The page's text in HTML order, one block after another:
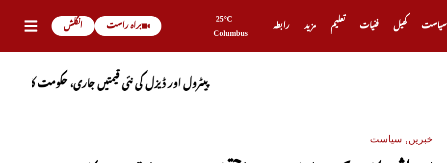
انگلش براہ راست
25°C
Columbus
رابطہ مزید تعلیم فنیات کھیل سیاست
پیٹرول اور ڈیزل کی نئی قیمتیں جاری، حکومت کا باضابطہ اعلان
خبریں, سیاست